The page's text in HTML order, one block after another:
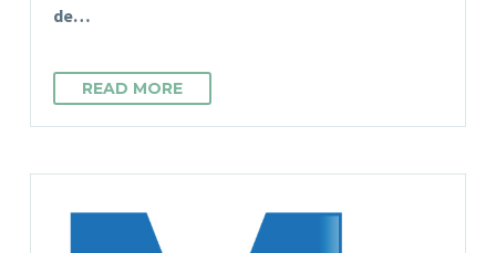
de…
READ MORE